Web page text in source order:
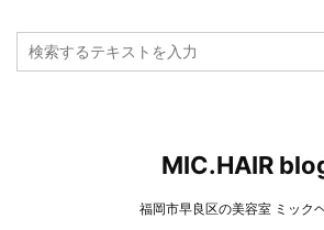
MIC.HAIR
福岡市早良区の美容室 ミック